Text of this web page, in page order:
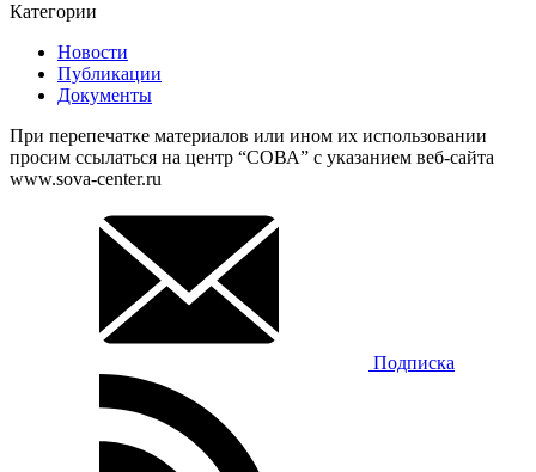
Категории
Новости
Публикации
Документы
При перепечатке материалов или ином их использовании
просим ссылаться на центр “СОВА” с указанием веб-сайта
www.sova-center.ru
Подписка